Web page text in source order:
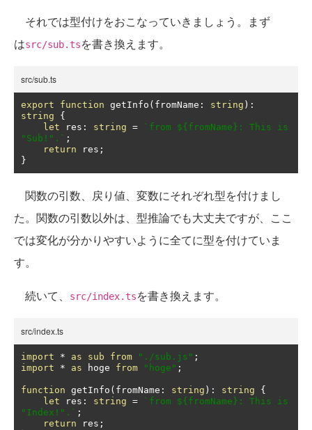
それでは型付けをおこなっていきましょう。まず
はsrc/sub.tsを書き換えます。
src/sub.ts
export function getInfo ( fromName : string ):
string
{
let res : string =
`from ${fromName}: This is
"Sub!".` ;
return res ;
}
関数の引数、戻り値、変数にそれぞれ型を付けまし
た。関数の引数以外は、型推論でも大丈夫ですが、ここ
では変化が分かりやすいように全てに型を付けていま
す。
続いて、 src/index.tsを書き換えます。
src/index.ts
import * as sub from "./sub.js" ;
import
* as hoge from "hoge" ;
function getInfo ( fromName : string ): string
{
let res : string =
`from ${fromName}: This is
"Index!".` ;
return res ;